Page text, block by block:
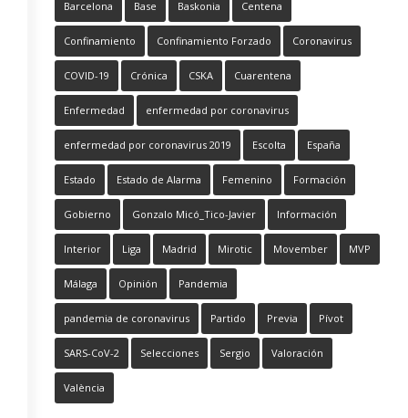
Barcelona Base Baskonia Centena
Confinamiento Confinamiento Forzado Coronavirus
COVID-19 Crónica CSKA Cuarentena
Enfermedad enfermedad por coronavirus
enfermedad por coronavirus 2019 Escolta España
Estado Estado de Alarma Femenino Formación
Gobierno Gonzalo Micó_Tico-Javier Información
Interior Liga Madrid Mirotic Movember MVP
Málaga Opinión Pandemia
pandemia de coronavirus Partido Previa Pívot
SARS-CoV-2 Selecciones Sergio Valoración
València